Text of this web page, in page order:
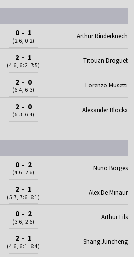
0 - 1
(2:6, 0:2)
Arthur Rinderknech
2 - 1
(4:6, 6:2, 7:5)
Titouan Droguet
2 - 0
(6:4, 6:3)
Lorenzo Musetti
2 - 0
(6:3, 6:4)
Alexander Blockx
0 - 2
(4:6, 2:6)
Nuno Borges
2 - 1
(5:7, 7:6, 6:1)
Alex De Minaur
0 - 2
(3:6, 2:6)
Arthur Fils
2 - 1
(4:6, 6:1, 6:4)
Shang Juncheng